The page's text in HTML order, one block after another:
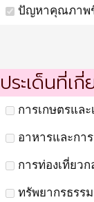
ปัญหาคุณภาพ
ประเด็นที่เ
การเกษตรแล
อาหารและกา
การท่องเที่ยว
ทรัพยากรธรร